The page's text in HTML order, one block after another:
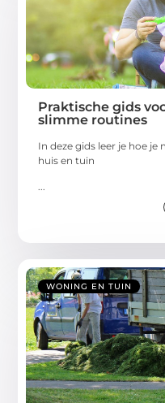
Praktische gids
slimme routines
In deze gids leer je hoe
huis en tuin
...
WONING EN TUIN